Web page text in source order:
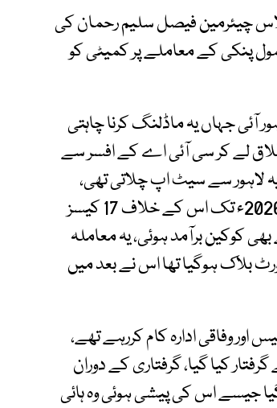
چیئرمین فیصل سلیم رحمان کی
پنکی کے معاملے پر کمیٹی کو
پولیس نے بتایا کہ یہ 2008ء میں لاہور آئی جہاں یہ ماڈلنگ کرنا چاہتی
طلاق لے کر سی آئی اے کے افسر سے
لاہور سے سیٹ اپ چلاتی تھی،
خواتین کے ذریعے منشیات سپلائی کرتی تھی،2021ء سے 2026ء تک اس کے خلاف 17 کیسز
کوکین برآمد ہوئی، یہ معاملہ
کا پاسپورٹ بلاک ہوگیا تھا اس نے بعد میں
وفاقی ادارہ کام کررہے تھے،
گرفتار کیا گیا، گرفتاری کے دوران
جیسے اس کی پیشی ہوئی وہ ہائی